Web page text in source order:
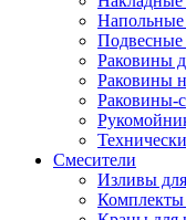
Раковины
Раковины
Раковины-
Смесители
Изливы
Комплекты